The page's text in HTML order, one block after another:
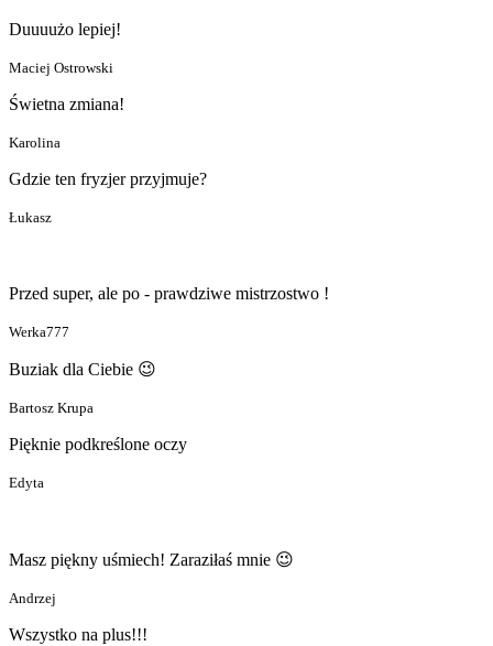
Duuuużo lepiej!
Maciej Ostrowski
Świetna zmiana!
Karolina
Gdzie ten fryzjer przyjmuje?
Łukasz
Przed super, ale po - prawdziwe mistrzostwo !
Werka777
Buziak dla Ciebie 😉
Bartosz Krupa
Pięknie podkreślone oczy
Edyta
Masz piękny uśmiech! Zaraziłaś mnie 😉
Andrzej
Wszystko na plus!!!